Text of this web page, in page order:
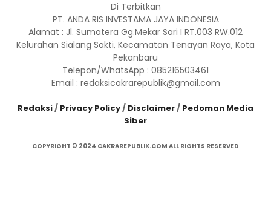
Di Terbitkan
PT. ANDA RIS INVESTAMA JAYA INDONESIA
Alamat : Jl. Sumatera Gg.Mekar Sari I RT.003 RW.012
Kelurahan Sialang Sakti, Kecamatan Tenayan Raya, Kota
Pekanbaru
Telepon/WhatsApp : 085216503461
Email : redaksicakrarepublik@gmail.com
Redaksi/ Privacy Policy/ Disclaimer/ Pedoman Media
Siber
COPYRIGHT © 2024 CAKRAREPUBLIK.COM ALL RIGHTS RESERVED